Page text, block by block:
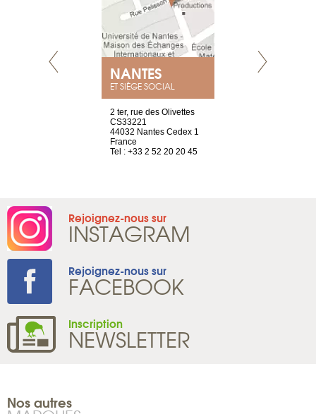
NANTES
ET SIÈGE SOCIAL
2 ter, rue des Olivettes
CS33221
44032 Nantes Cedex 1
France
Tel : +33 2 52 20 20 45
Rejoignez-nous sur
INSTAGRAM
Rejoignez-nous sur
FACEBOOK
Inscription
NEWSLETTER
Nos autres